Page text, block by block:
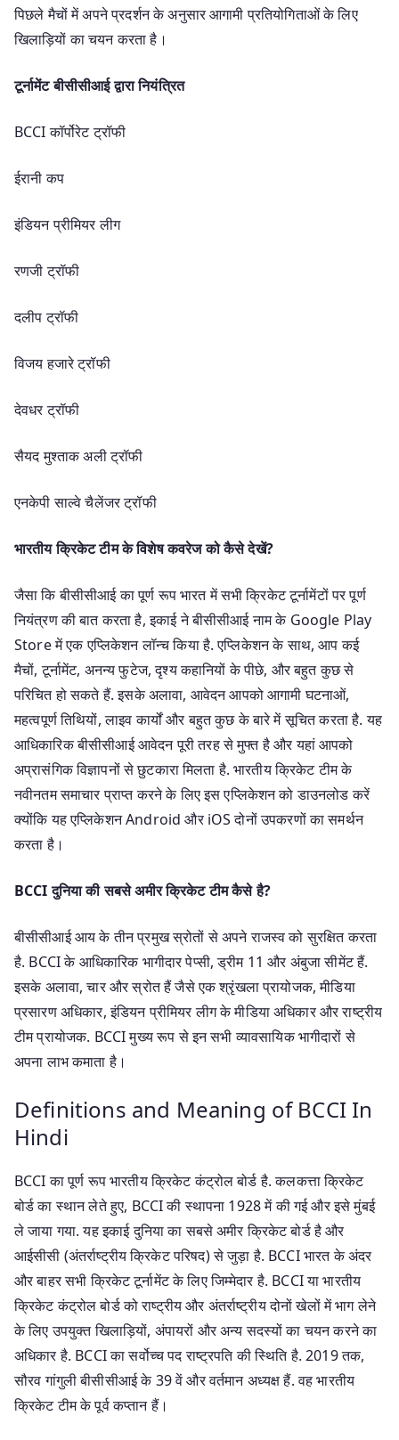
पिछले मैचों में अपने प्रदर्शन के अनुसार आगामी प्रतियोगिताओं के लिए
खिलाड़ियों का चयन करता है।
टूर्नामेंट बीसीसीआई द्वारा नियंत्रित
BCCI कॉर्पोरेट ट्रॉफी
ईरानी कप
इंडियन प्रीमियर लीग
रणजी ट्रॉफी
दलीप ट्रॉफी
विजय हजारे ट्रॉफी
देवधर ट्रॉफी
सैयद मुश्ताक अली ट्रॉफी
एनकेपी साल्वे चैलेंजर ट्रॉफी
भारतीय क्रिकेट टीम के विशेष कवरेज को कैसे देखें?
जैसा कि बीसीसीआई का पूर्ण रूप भारत में सभी क्रिकेट टूर्नामेंटों पर पूर्ण
नियंत्रण की बात करता है, इकाई ने बीसीसीआई नाम के Google Play
Store में एक एप्लिकेशन लॉन्च किया है. एप्लिकेशन के साथ, आप कई
मैचों, टूर्नामेंट, अनन्य फुटेज, दृश्य कहानियों के पीछे, और बहुत कुछ से
परिचित हो सकते हैं. इसके अलावा, आवेदन आपको आगामी घटनाओं,
महत्वपूर्ण तिथियों, लाइव कार्यों और बहुत कुछ के बारे में सूचित करता है. यह
आधिकारिक बीसीसीआई आवेदन पूरी तरह से मुफ्त है और यहां आपको
अप्रासंगिक विज्ञापनों से छुटकारा मिलता है. भारतीय क्रिकेट टीम के
नवीनतम समाचार प्राप्त करने के लिए इस एप्लिकेशन को डाउनलोड करें
क्योंकि यह एप्लिकेशन Android और iOS दोनों उपकरणों का समर्थन
करता है।
BCCI दुनिया की सबसे अमीर क्रिकेट टीम कैसे है?
बीसीसीआई आय के तीन प्रमुख स्रोतों से अपने राजस्व को सुरक्षित करता
है. BCCI के आधिकारिक भागीदार पेप्सी, ड्रीम 11 और अंबुजा सीमेंट हैं.
इसके अलावा, चार और स्रोत हैं जैसे एक श्रृंखला प्रायोजक, मीडिया
प्रसारण अधिकार, इंडियन प्रीमियर लीग के मीडिया अधिकार और राष्ट्रीय
टीम प्रायोजक. BCCI मुख्य रूप से इन सभी व्यावसायिक भागीदारों से
अपना लाभ कमाता है।
Definitions and Meaning of BCCI In
Hindi
BCCI का पूर्ण रूप भारतीय क्रिकेट कंट्रोल बोर्ड है. कलकत्ता क्रिकेट
बोर्ड का स्थान लेते हुए, BCCI की स्थापना 1928 में की गई और इसे मुंबई
ले जाया गया. यह इकाई दुनिया का सबसे अमीर क्रिकेट बोर्ड है और
आईसीसी (अंतर्राष्ट्रीय क्रिकेट परिषद) से जुड़ा है. BCCI भारत के अंदर
और बाहर सभी क्रिकेट टूर्नामेंट के लिए जिम्मेदार है. BCCI या भारतीय
क्रिकेट कंट्रोल बोर्ड को राष्ट्रीय और अंतर्राष्ट्रीय दोनों खेलों में भाग लेने
के लिए उपयुक्त खिलाड़ियों, अंपायरों और अन्य सदस्यों का चयन करने का
अधिकार है. BCCI का सर्वोच्च पद राष्ट्रपति की स्थिति है. 2019 तक,
सौरव गांगुली बीसीसीआई के 39 वें और वर्तमान अध्यक्ष हैं. वह भारतीय
क्रिकेट टीम के पूर्व कप्तान हैं।